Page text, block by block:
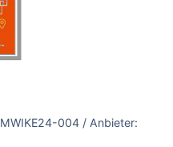
MWIKE24-004 / Anbieter: